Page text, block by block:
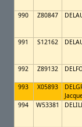
990 Z80847
991 S12162
992 Z89132
993 X05893
994 W53381